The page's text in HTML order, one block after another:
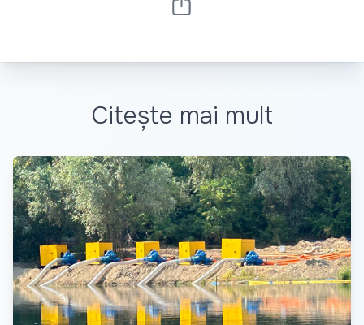
Citește mai mult